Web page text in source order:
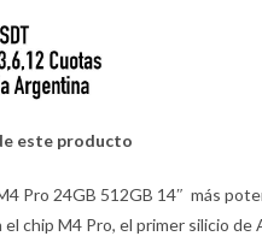
este producto
Pro 24GB 512GB 14″ más
chip M4 Pro, el primer silicio de